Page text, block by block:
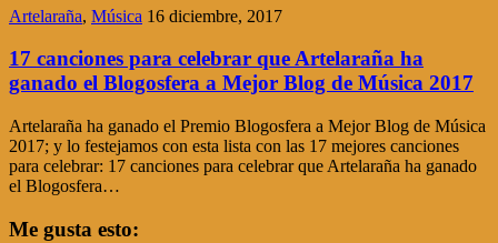
Artelaraña, Música 16 diciembre, 2017
17 canciones para celebrar que Artelaraña ha
ganado el Blogosfera a Mejor Blog de Música 2017
Artelaraña ha ganado el Premio Blogosfera a Mejor Blog de Música
2017; y lo festejamos con esta lista con las 17 mejores canciones
para celebrar: 17 canciones para celebrar que Artelaraña ha ganado
el Blogosfera…
Me gusta esto: